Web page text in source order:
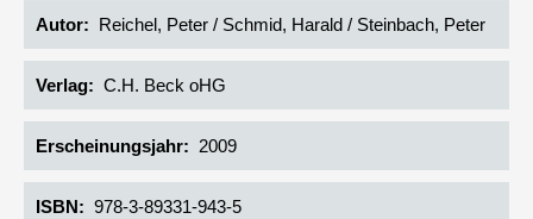
Autor Reichel, Peter / Schmid, Harald / Steinbach, Peter
Verlag C.H. Beck oHG
Erscheinungsjahr 2009
ISBN 978-3-89331-943-5